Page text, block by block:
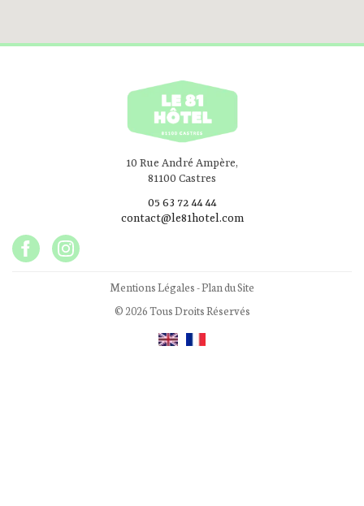
10 Rue André Ampère,
81100 Castres
05 63 72 44 44
contact@le81hotel.com
Mentions Légales-Plan du Site
© 2026 Tous Droits Réservés